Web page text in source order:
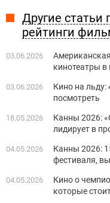
Другие статьи
рейтинги
03.06.2026
кинотеатры в
03.06.2026
Кино на льду:
посмотреть
18.05.2026
Канны 2026:
лидирует в
04.05.2026
Канны 2026:
фестиваля,
04.05.2026
Кино о
которые